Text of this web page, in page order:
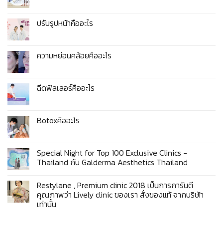
ปรับรูปหน้าคืออะไร
ความหย่อนคล้อยคืออะไร
ฉีดฟิลเลอร์คืออะไร
Botoxคืออะไร
Special Night for Top 100 Exclusive Clinics -
Thailand กับ​ Galderma​ Aesthetics​ Thailand
Restylane , Premium clinic 2018 เป็นการการันตี
คุณภาพว่า Lively clinic ของเรา สั่งของแท้ จากบริษัท
เท่านั้น